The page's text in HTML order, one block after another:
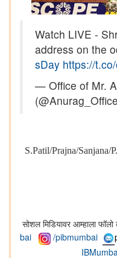
Watch LIVE -
address on the
sDay https://
— Office of Mr.
S.Patil/Prajna/Sanjana/
सोशल मिडियावर आम्हाला फॉलो
bai
/pibmumbai